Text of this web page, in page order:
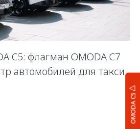
OMODA C5
C5: флагман OMODA C7
автомобилей для такси
5